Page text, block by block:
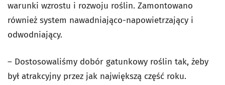
warunki wzrostu i rozwoju roślin. Zamontowano
również system nawadniająco-napowietrzający i
odwodniający.
– Dostosowaliśmy dobór gatunkowy roślin tak, żeby
był atrakcyjny przez jak największą część roku.